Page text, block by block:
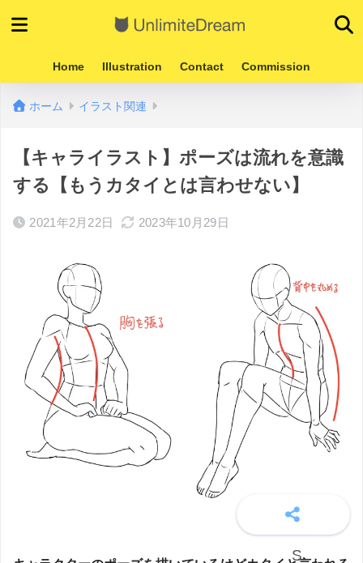
Home Illustration Contact Commission
ホーム イラスト関連
【キャライラスト】ポーズは流れを意識
する【もうカタイとは言わせない】
2021年2月22日 2023年10月29日